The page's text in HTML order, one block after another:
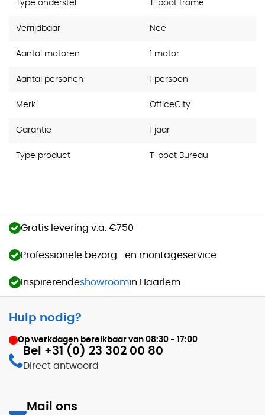
Type onderstel T-poot frame
Verrijdbaar Nee
Aantal motoren 1 motor
Aantal personen 1 persoon
Merk OfficeCity
Garantie 1 jaar
Type product T-poot Bureau
Gratis levering v.a. €750
Professionele bezorg- en montageservice
Inspirerendeshowroomin Haarlem
Hulp nodig?
Op werkdagen bereikbaar van 08:30 - 17:00
Bel +31 (0) 23 302 00 80
Direct antwoord
Mail ons